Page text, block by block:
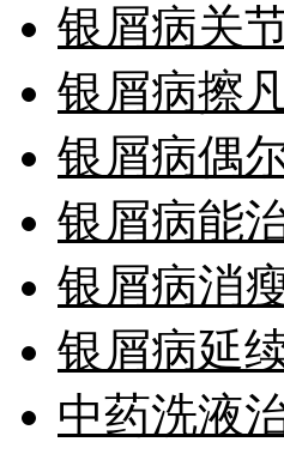
银屑病关
银屑病擦
银屑病偶
银屑病能
银屑病消
银屑病延
中药洗液